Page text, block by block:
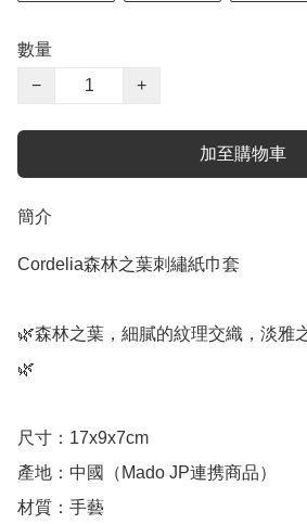
數量
−
+
加至購物車
簡介
Cordelia森林之葉刺繡紙巾套
🌿森林之葉，細膩的紋理交織，淡雅
🌿
尺寸：17x9x7cm
產地：中國（Mado JP連携商品）
材質：手藝